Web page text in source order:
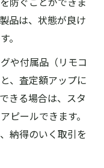
品は、状態が良け
。
や付属品（リモコ
、査定額アップに
きる場合は、スタ
ピールできます。
納得のいく取引を